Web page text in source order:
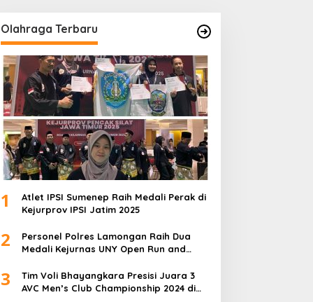
Olahraga Terbaru
1
Atlet IPSI Sumenep Raih Medali Perak di
Kejurprov IPSI Jatim 2025
2
Personel Polres Lamongan Raih Dua
Medali Kejurnas UNY Open Run and
3
Tim Voli Bhayangkara Presisi Juara 3
AVC Men’s Club Championship 2024 di